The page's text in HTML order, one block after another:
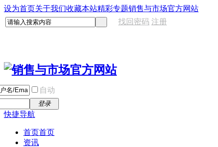
设为首页关于我们收藏本站精彩专题销售与市场官方网站
找回密码 注册
自动
登录
快捷导航
首页首页
资讯